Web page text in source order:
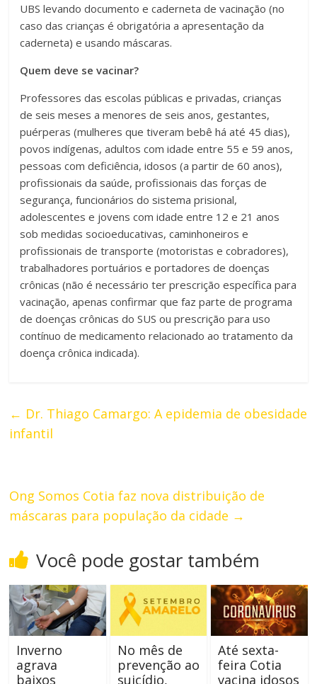
UBS levando documento e caderneta de vacinação (no
caso das crianças é obrigatória a apresentação da
caderneta) e usando máscaras.
Quem deve se vacinar?
Professores das escolas públicas e privadas, crianças
de seis meses a menores de seis anos, gestantes,
puérperas (mulheres que tiveram bebê há até 45 dias),
povos indígenas, adultos com idade entre 55 e 59 anos,
pessoas com deficiência, idosos (a partir de 60 anos),
profissionais da saúde, profissionais das forças de
segurança, funcionários do sistema prisional,
adolescentes e jovens com idade entre 12 e 21 anos
sob medidas socioeducativas, caminhoneiros e
profissionais de transporte (motoristas e cobradores),
trabalhadores portuários e portadores de doenças
crônicas (não é necessário ter prescrição específica para
vacinação, apenas confirmar que faz parte de programa
de doenças crônicas do SUS ou prescrição para uso
contínuo de medicamento relacionado ao tratamento da
doença crônica indicada).
← Dr. Thiago Camargo: A epidemia de obesidade
infantil
Ong Somos Cotia faz nova distribuição de
máscaras para população da cidade →
Você pode gostar também
Inverno
agrava
baixos
No mês de
prevenção ao
suicídio,
Até sexta-
feira Cotia
vacina idosos